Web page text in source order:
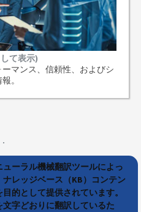
て表示)
マンス、信頼性、およびシ
。
ーラル機械翻訳ツールによっ
レッジベース（KB）コンテン
的として提供されています。
字どおりに翻訳しているた